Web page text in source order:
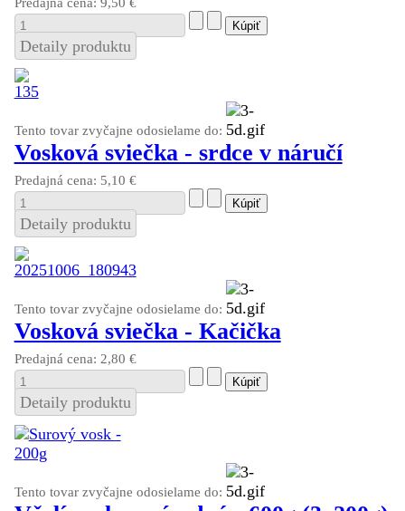
Detaily produktu
Tento tovar zvyčajne odosielame do:
Vosková sviečka - srdce v náručí
Predajná cena: 5,10 €
Detaily produktu
Tento tovar zvyčajne odosielame do:
Vosková sviečka - Kačička
Predajná cena: 2,80 €
Detaily produktu
Tento tovar zvyčajne odosielame do: